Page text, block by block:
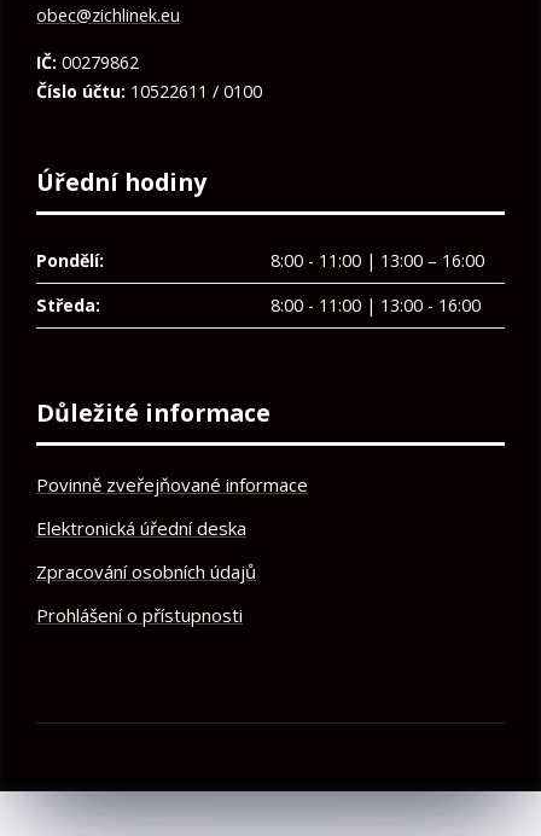
obec@zichlinek.eu
IČ: 00279862
Číslo účtu: 10522611 / 0100
Úřední hodiny
Pondělí:
8:00 - 11:00 | 13:00 – 16:00
Středa:
8:00 - 11:00 | 13:00 - 16:00
Důležité informace
Povinně zveřejňované informace
Elektronická úřední deska
Zpracování osobních údajů
Prohlášení o přístupnosti